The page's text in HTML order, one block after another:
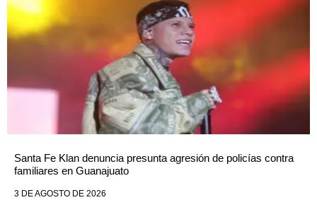
Santa Fe Klan denuncia presunta agresión de policías contra
familiares en Guanajuato
3 DE AGOSTO DE 2026